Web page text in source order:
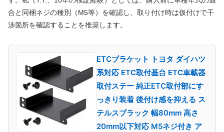
合と同梱ネジの種別（M5等）を確認し、取り付け時は仮付けで干
渉箇所を確認することを推奨します。
ETCブラケット トヨタ ダイハツ
系対応 ETC取付基台 ETC車載器
取付ステー 純正ETC取付部にす
っきり装着 後付け感を抑える ス
テルスブラック 幅80mm 高さ
20mm以下対応 M5ネジ付き ア